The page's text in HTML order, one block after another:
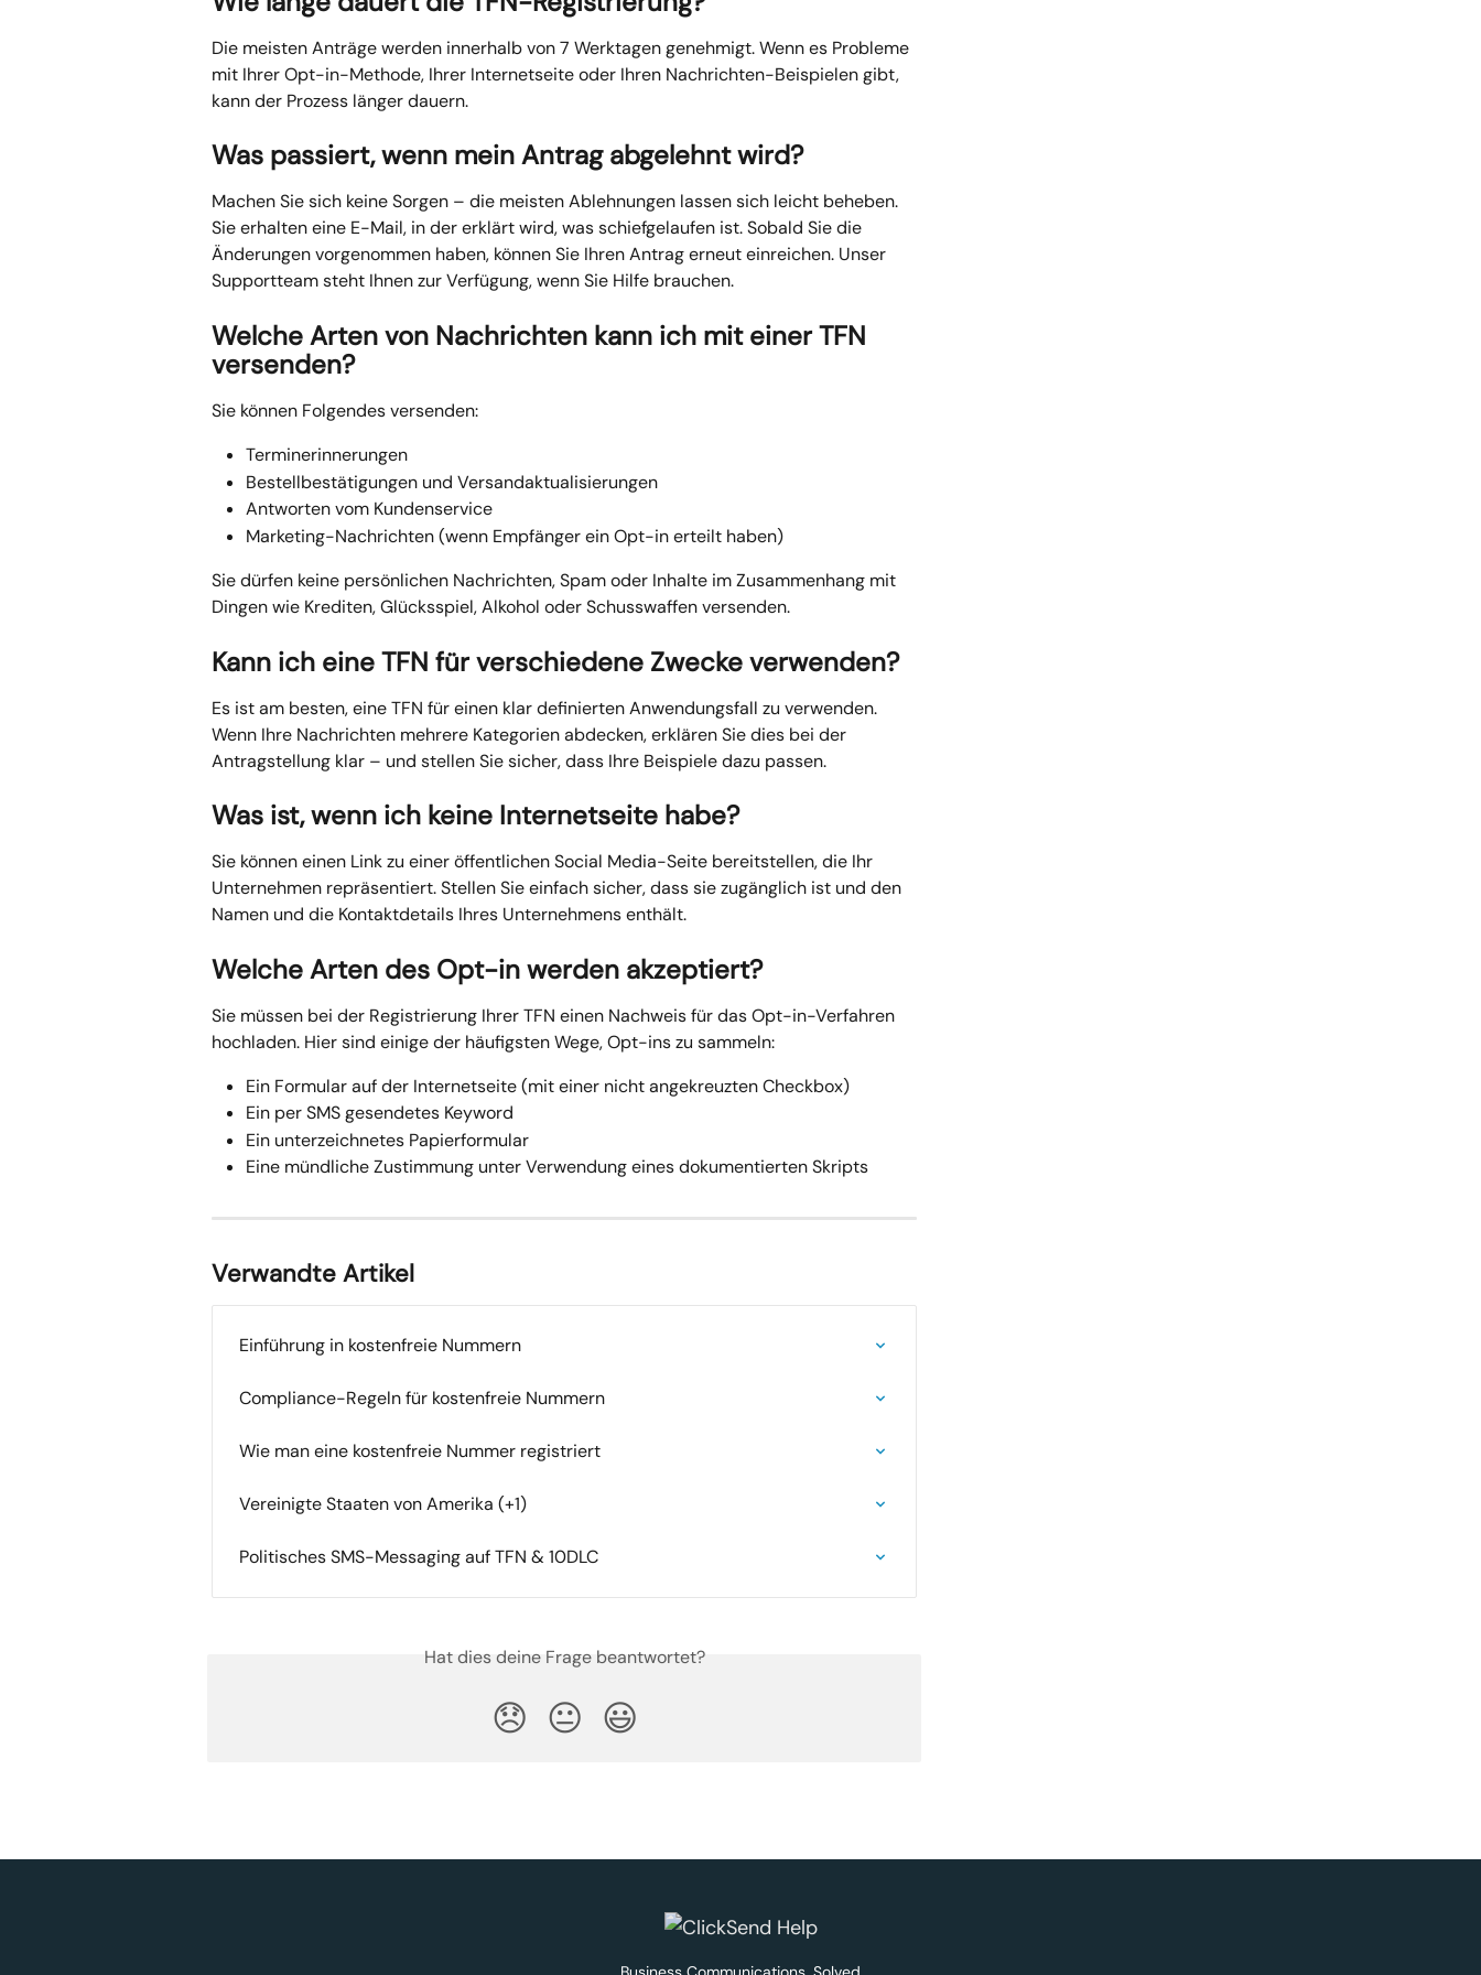
Die meisten Anträge werden innerhalb von 7 Werktagen genehmigt. Wenn es Probleme
mit Ihrer Opt-in-Methode, Ihrer Internetseite oder Ihren Nachrichten-Beispielen gibt,
kann der Prozess länger dauern.
Was passiert, wenn mein Antrag abgelehnt wird?
Machen Sie sich keine Sorgen – die meisten Ablehnungen lassen sich leicht beheben.
Sie erhalten eine E-Mail, in der erklärt wird, was schiefgelaufen ist. Sobald Sie die
Änderungen vorgenommen haben, können Sie Ihren Antrag erneut einreichen. Unser
Supportteam steht Ihnen zur Verfügung, wenn Sie Hilfe brauchen.
Welche Arten von Nachrichten kann ich mit einer TFN
versenden?
Sie können Folgendes versenden:
Terminerinnerungen
Bestellbestätigungen und Versandaktualisierungen
Antworten vom Kundenservice
Marketing-Nachrichten (wenn Empfänger ein Opt-in erteilt haben)
Sie dürfen keine persönlichen Nachrichten, Spam oder Inhalte im Zusammenhang mit
Dingen wie Krediten, Glücksspiel, Alkohol oder Schusswaffen versenden.
Kann ich eine TFN für verschiedene Zwecke verwenden?
Es ist am besten, eine TFN für einen klar definierten Anwendungsfall zu verwenden.
Wenn Ihre Nachrichten mehrere Kategorien abdecken, erklären Sie dies bei der
Antragstellung klar – und stellen Sie sicher, dass Ihre Beispiele dazu passen.
Was ist, wenn ich keine Internetseite habe?
Sie können einen Link zu einer öffentlichen Social Media-Seite bereitstellen, die Ihr
Unternehmen repräsentiert. Stellen Sie einfach sicher, dass sie zugänglich ist und den
Namen und die Kontaktdetails Ihres Unternehmens enthält.
Welche Arten des Opt-in werden akzeptiert?
Sie müssen bei der Registrierung Ihrer TFN einen Nachweis für das Opt-in-Verfahren
hochladen. Hier sind einige der häufigsten Wege, Opt-ins zu sammeln:
Ein Formular auf der Internetseite (mit einer nicht angekreuzten Checkbox)
Ein per SMS gesendetes Keyword
Ein unterzeichnetes Papierformular
Eine mündliche Zustimmung unter Verwendung eines dokumentierten Skripts
Verwandte Artikel
Einführung in kostenfreie Nummern
Compliance-Regeln für kostenfreie Nummern
Wie man eine kostenfreie Nummer registriert
Vereinigte Staaten von Amerika (+1)
Politisches SMS-Messaging auf TFN & 10DLC
Hat dies deine Frage beantwortet?
😞 😐 😃